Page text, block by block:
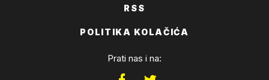
RSS
POLITIKA KOLAČIĆA
Prati nas i na: